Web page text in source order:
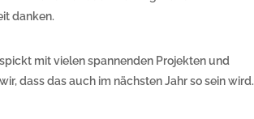
danken.
mit vielen spannenden Projekten und
dass das auch im nächsten Jahr so sein wird.